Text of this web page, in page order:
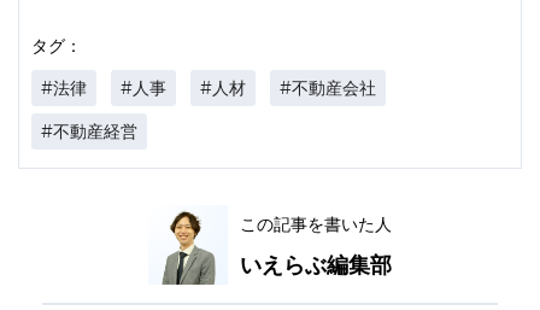
タグ：
#法律 #人事 #人材
#不動産会社
#不動産経営
この記事を書いた人
いえらぶ編集部